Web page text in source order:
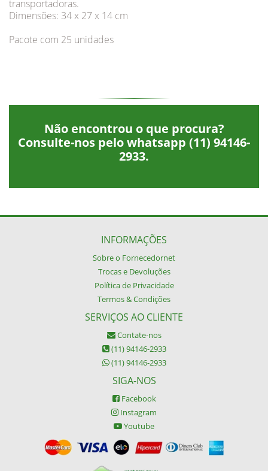
transportadoras.
Dimensões: 34 x 27 x 14 cm
Pacote com 25 unidades
Não encontrou o que procura?
Consulte-nos pelo whatsapp (11) 94146-
2933.
INFORMAÇÕES
Sobre o Fornecedornet
Trocas e Devoluções
Política de Privacidade
Termos & Condições
SERVIÇOS AO CLIENTE
Contate-nos
(11) 94146-2933
(11) 94146-2933
SIGA-NOS
Facebook
Instagram
Youtube